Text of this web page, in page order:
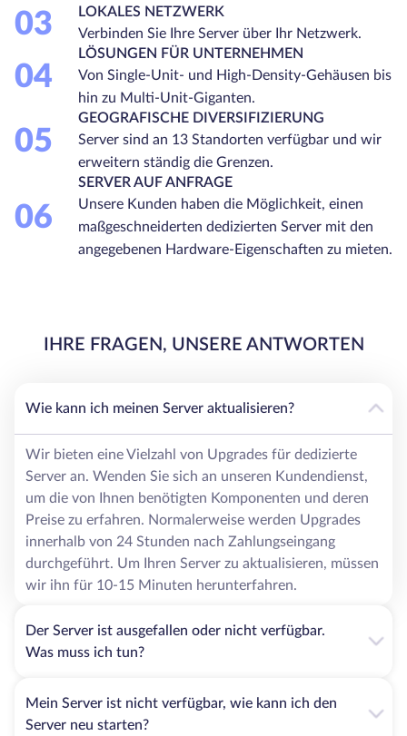
03
LOKALES NETZWERK
Verbinden Sie Ihre Server über Ihr Netzwerk.
04
LÖSUNGEN FÜR UNTERNEHMEN
Von Single-Unit- und High-Density-Gehäusen bis
hin zu Multi-Unit-Giganten.
05
GEOGRAFISCHE DIVERSIFIZIERUNG
Server sind an 13 Standorten verfügbar und wir
erweitern ständig die Grenzen.
06
SERVER AUF ANFRAGE
Unsere Kunden haben die Möglichkeit, einen
maßgeschneiderten dedizierten Server mit den
angegebenen Hardware-Eigenschaften zu mieten.
IHRE FRAGEN, UNSERE ANTWORTEN
Wie kann ich meinen Server aktualisieren?
Wir bieten eine Vielzahl von Upgrades für dedizierte
Server an. Wenden Sie sich an unseren Kundendienst,
um die von Ihnen benötigten Komponenten und deren
Preise zu erfahren. Normalerweise werden Upgrades
innerhalb von 24 Stunden nach Zahlungseingang
durchgeführt. Um Ihren Server zu aktualisieren, müssen
wir ihn für 10-15 Minuten herunterfahren.
Der Server ist ausgefallen oder nicht verfügbar.
Was muss ich tun?
Mein Server ist nicht verfügbar, wie kann ich den
Server neu starten?